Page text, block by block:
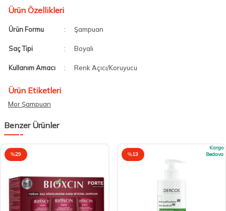
Ürün Özellikleri
Ürün Formu : Şampuan
Saç Tipi : Boyalı
Kullanım Amacı : Renk Açıcı/Koruyucu
Ürün Etiketleri
Mor Şampuan
Benzer Ürünler
%29 %13
Kargo
Bedava